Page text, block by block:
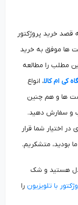
خرید پروژکتور
موفق به خرید
را مطالعه
کالا، انواع
و هم چنین
سفارش دهید.
شما قرار
متشکریم.
هستید و شک
با تلویزیونرا